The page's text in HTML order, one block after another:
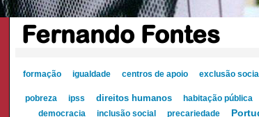
Fernando Fontes
formação igualdade centros de apoio exclusão social
pobreza ipss direitos humanos habitação pública
democracia inclusão social precariedade